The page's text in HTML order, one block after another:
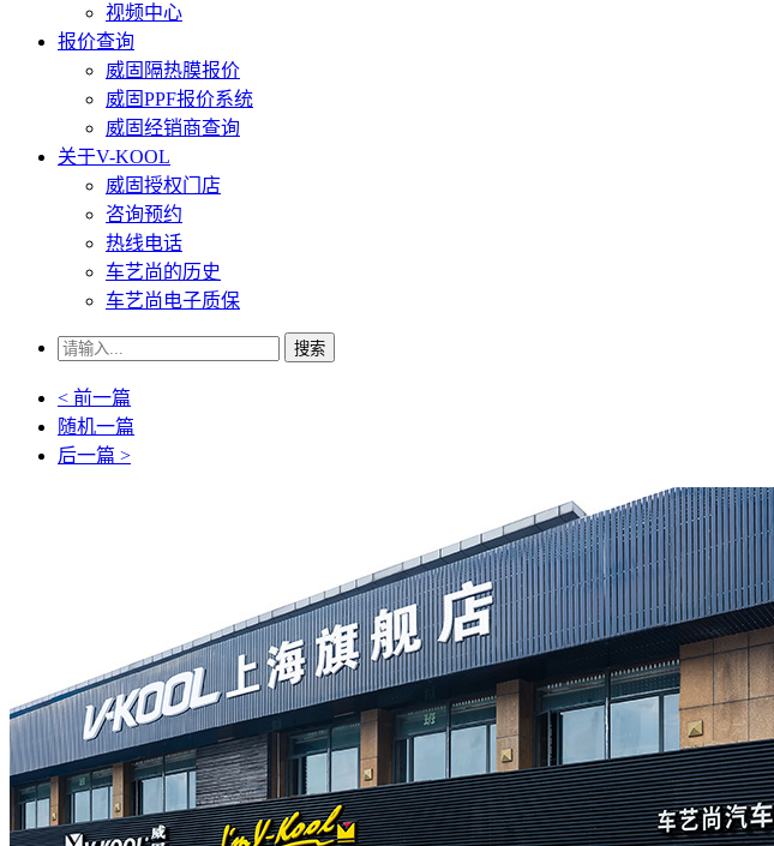
视频中心
报价查询
威固隔热膜报价
威固PPF报价系统
威固经销商查询
关于V-KOOL
威固授权门店
咨询预约
热线电话
车艺尚的历史
车艺尚电子质保
搜索
< 前一篇
随机一篇
后一篇 >